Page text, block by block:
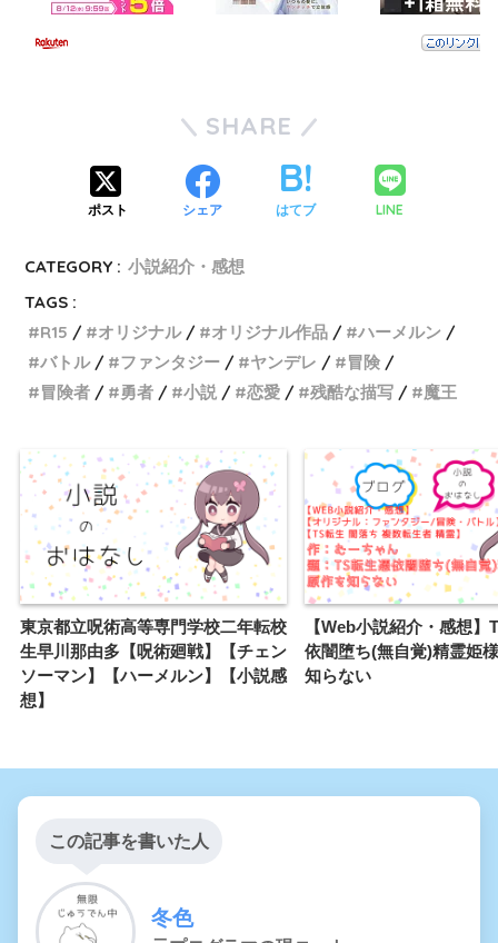
SHARE
ポスト シェア はてブ LINE
CATEGORY : 小説紹介・感想
TAGS :
R15
オリジナル オリジナル作品
ハーメルン
バトル
ファンタジー ヤンデレ
冒険
冒険者
勇者 小説 恋愛 残酷な描写 魔王
東京都立呪術高等専門学校二年転校
生早川那由多【呪術廻戦】【チェン
ソーマン】【ハーメルン】【小説感
想】
【Web小説紹介・感想】
依闇堕ち(無自覚)精霊姫
知らない
この記事を書いた人
冬色